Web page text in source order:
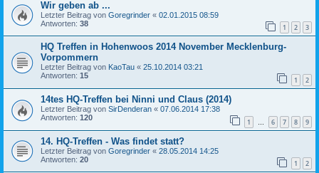
Wir geben ab ...
Letzter Beitrag von Goregrinder « 02.01.2015 08:59
Antworten: 38 1 2 3
HQ Treffen in Hohenwoos 2014 November Mecklenburg-
Vorpommern
Letzter Beitrag von KaoTau « 25.10.2014 03:21
Antworten: 15 1 2
14tes HQ-Treffen bei Ninni und Claus (2014)
Letzter Beitrag von SirDenderan « 07.06.2014 17:38
Antworten: 120 1 … 6 7 8 9
14. HQ-Treffen - Was findet statt?
Letzter Beitrag von Goregrinder « 28.05.2014 14:25
Antworten: 20 1 2